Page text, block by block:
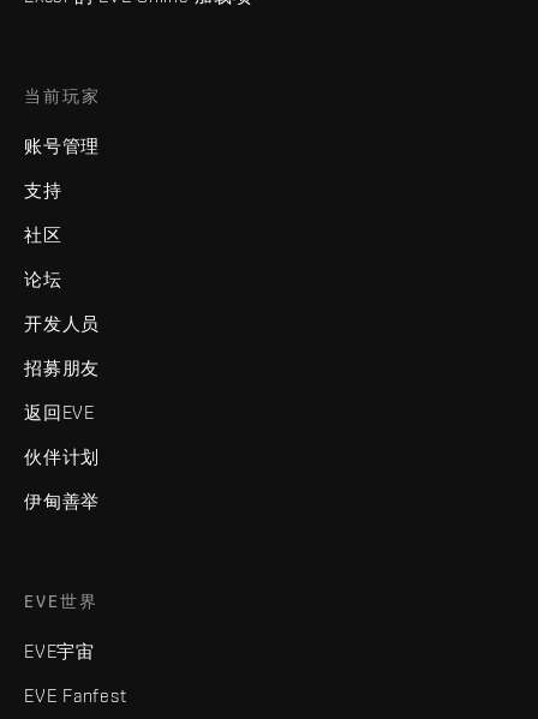
当前玩家
账号管理
支持
社区
论坛
开发人员
招募朋友
返回EVE
伙伴计划
伊甸善举
EVE世界
EVE宇宙
EVE Fanfest